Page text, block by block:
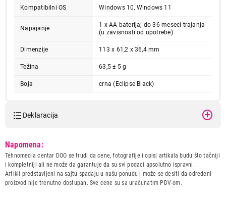
Kompatibilni OS Windows 10, Windows 11
Napajanje
1 x AA baterija; do 36 meseci trajanja
(u zavisnosti od upotrebe)
Dimenzije 113 x 61,2 x 36,4 mm
Težina 63,5 ± 5 g
Boja crna (Eclipse Black)
Deklaracija
Naziv i vrsta robe:
MIS
Uvoznik:
Comtrade Distribution DOO
Zemlja porekla:
KINA
Napomena:
Tehnomedia centar DOO se trudi da cene, fotografije i opisi artikala budu što tačniji
i kompletniji ali ne može da garantuje da su svi podaci apsolutno ispravni.
Artikli predstavljeni na sajtu spadaju u našu ponudu i može se desiti da određeni
proizvod nije trenutno dostupan. Sve cene su sa uračunatim PDV-om.
3.999,00
LENOVO Wireless Multi-Mode Pro Plus
Proizvod je dodat u korpu.
Nastavi kupovinu